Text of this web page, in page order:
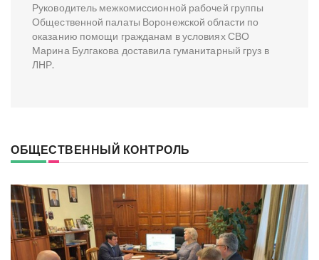
Руководитель межкомиссионной рабочей группы
Общественной палаты Воронежской области по
оказанию помощи гражданам в условиях СВО
Марина Булгакова доставила гуманитарный груз в
ЛНР.
ОБЩЕСТВЕННЫЙ КОНТРОЛЬ